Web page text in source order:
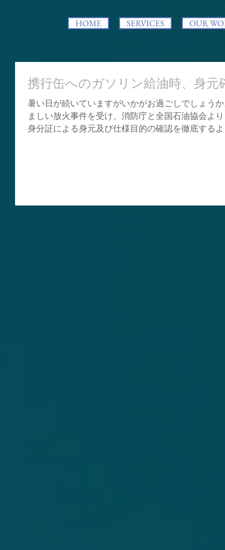
HOME SERVICES OUR
携行缶へのガソリン給油時、身
暑い日が続いていますがいかがお過ごしでしょう
ましい放火事件を受け、消防庁と全国石油協会よ
身分証による身元及び仕様目的の確認を徹底する